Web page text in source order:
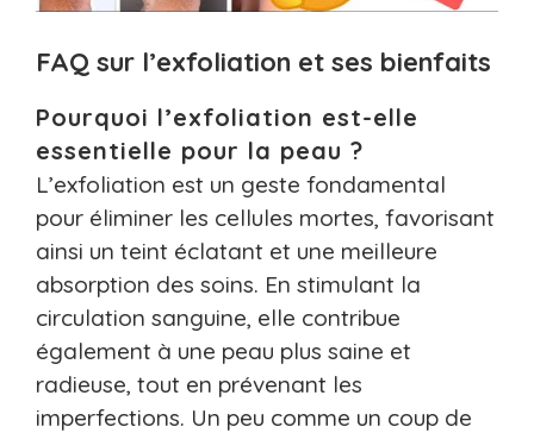
FAQ sur l’exfoliation et ses bienfaits
Pourquoi l’exfoliation est-elle
essentielle pour la peau ?
L’exfoliation est un geste fondamental
pour éliminer les cellules mortes, favorisant
ainsi un teint éclatant et une meilleure
absorption des soins. En stimulant la
circulation sanguine, elle contribue
également à une peau plus saine et
radieuse, tout en prévenant les
imperfections. Un peu comme un coup de